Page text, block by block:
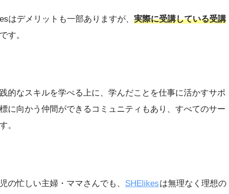
はデメリットも一部ありますが、 実際に受講している受講
です。
的なスキルを学べる上に、学んだことを仕事に活かすサポ
に向かう仲間ができるコミュニティもあり、すべてのサー
。
の忙しい主婦・ママさんでも、 SHElikesは無理なく理想の